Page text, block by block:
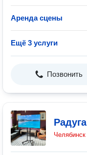
Аренда сцены
Ещё 3 услуги
Позвонить
Радуга
Челябинск